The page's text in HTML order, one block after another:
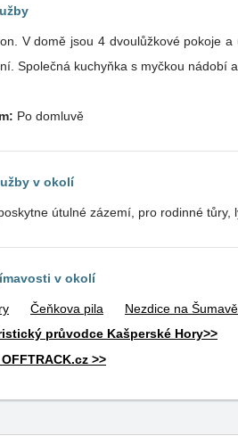
V domě jsou 4 dvoulůžkové pokoje
Společná kuchyňka s myčkou nádobí
Po domluvě
v okolí
útulné zázemí, pro rodinné
v okolí
Čeňkova pila Nezdice na Šumavě
průvodce Kašperské Hory>>
>>